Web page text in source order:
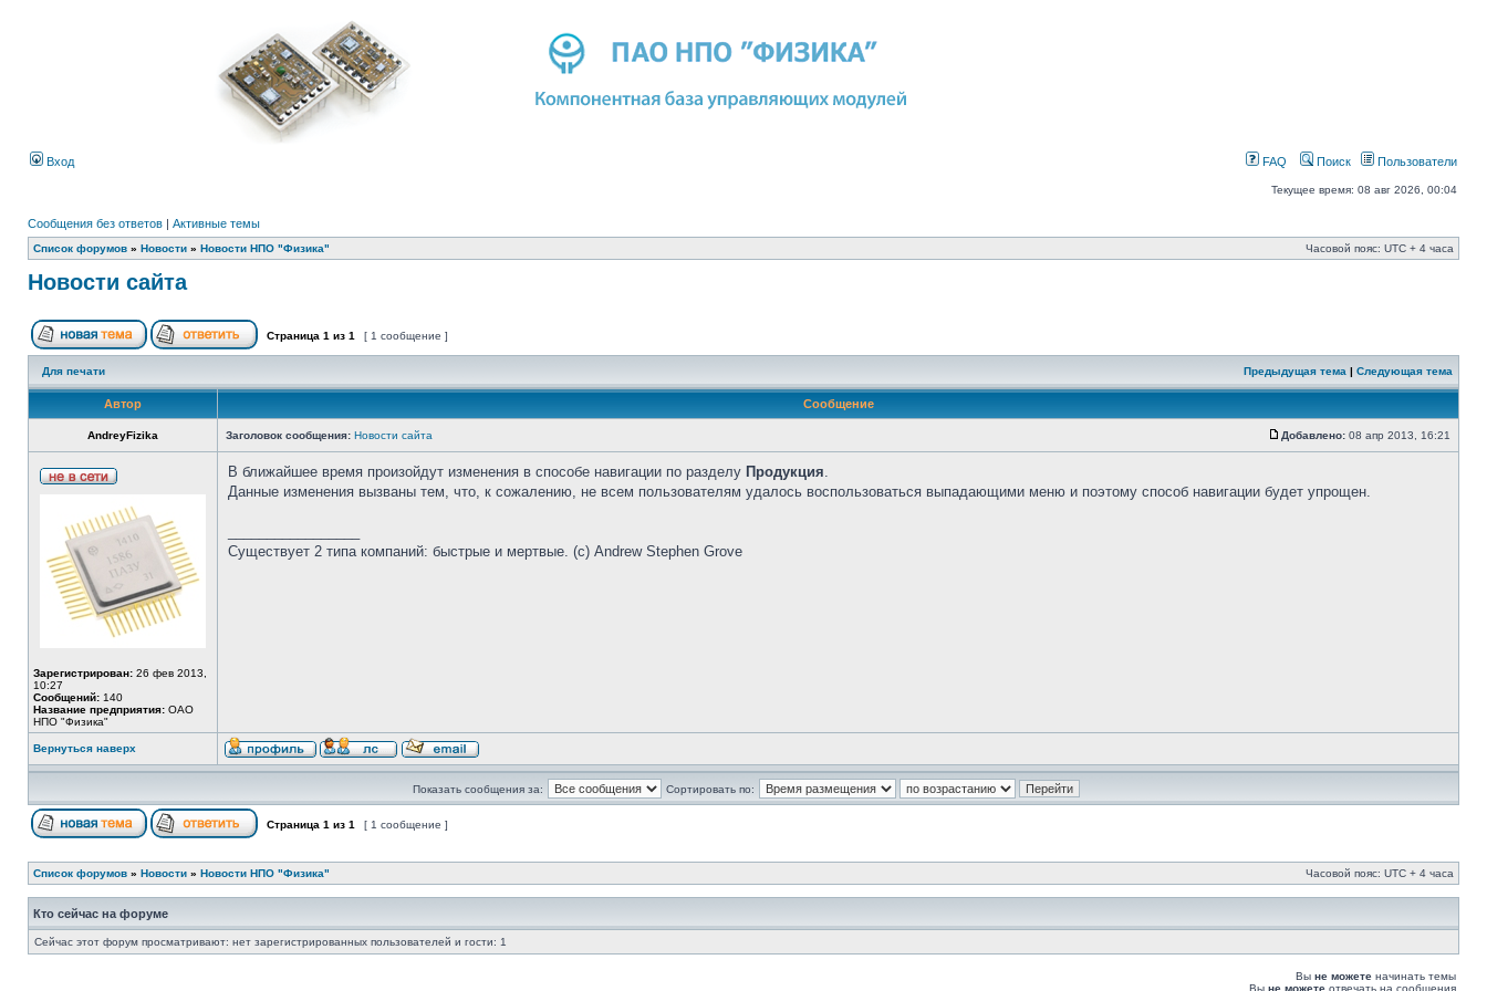
Вход FAQ Поиск Пользователи
Текущее время: 08 авг 2026, 00:04
Сообщения без ответов | Активные темы
Список форумов » Новости » Новости НПО "Физика" Часовой пояс: UTC + 4 часа
Новости сайта
Страница 1 из 1 [ 1 сообщение ]
Для печати Предыдущая тема | Следующая тема
Автор Сообщение
AndreyFizika Заголовок сообщения: Новости сайта Добавлено: 08 апр 2013, 16:21
Зарегистрирован: 26 фев 2013,
10:27
Сообщений: 140
Название предприятия: ОАО
НПО "Физика"
В ближайшее время произойдут изменения в способе навигации по разделу Продукция.
Данные изменения вызваны тем, что, к сожалению, не всем пользователям удалось воспользоваться выпадающими меню и поэтому способ навигации будет упрощен.
Существует 2 типа компаний: быстрые и мертвые. (с) Andrew Stephen Grove
Вернуться наверх
Показать сообщения за: Сортировать по:
Страница 1 из 1 [ 1 сообщение ]
Список форумов » Новости » Новости НПО "Физика" Часовой пояс: UTC + 4 часа
Кто сейчас на форуме
Сейчас этот форум просматривают: нет зарегистрированных пользователей и гости: 1
Вы не можете начинать темы
Вы не можете отвечать на сообщения